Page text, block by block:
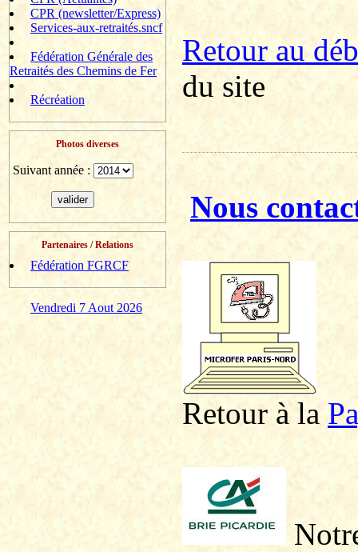
CPR (newsletter/Express)
Services-aux-retraités.sncf
Fédération Générale des
Retraités des Chemins de Fer
Récréation
Photos diverses
Suivant année :
Partenaires / Relations
Fédération FGRCF
Vendredi 7 Aout 2026
Retour au
du site
Nous
Retour à la P